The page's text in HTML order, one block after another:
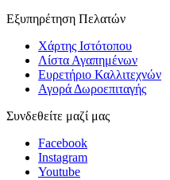
Εξυπηρέτηση Πελατών
Χάρτης Ιστότοπου
Λίστα Αγαπημένων
Ευρετήριο Καλλιτεχνών
Αγορά Δωροεπιταγής
Συνδεθείτε μαζί μας
Facebook
Instagram
Youtube